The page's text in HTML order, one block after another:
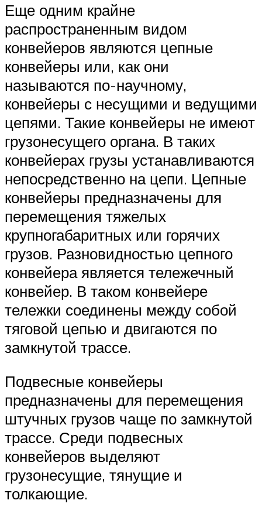
Еще одним крайне
распространенным видом
конвейеров являются цепные
конвейеры или, как они
называются по-научному,
конвейеры с несущими и ведущими
цепями. Такие конвейеры не имеют
грузонесущего органа. В таких
конвейерах грузы устанавливаются
непосредственно на цепи. Цепные
конвейеры предназначены для
перемещения тяжелых
крупногабаритных или горячих
грузов. Разновидностью цепного
конвейера является тележечный
конвейер. В таком конвейере
тележки соединены между собой
тяговой цепью и двигаются по
замкнутой трассе.
Подвесные конвейеры
предназначены для перемещения
штучных грузов чаще по замкнутой
трассе. Среди подвесных
конвейеров выделяют
грузонесущие, тянущие и
толкающие.